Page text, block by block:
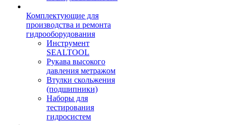
Комплектующие для
производства и ремонта
гидрооборудования
Инструмент
SEALTOOL
Рукава высокого
давления метражом
Втулки скольжения
(подшипники)
Наборы для
тестирования
гидросистем